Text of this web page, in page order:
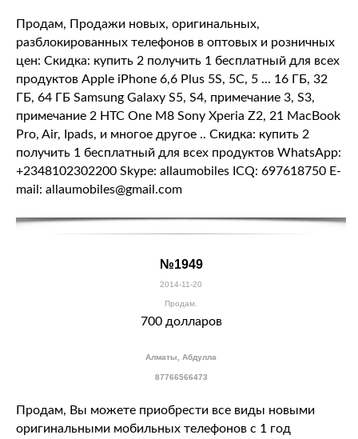
Продам, Продажи новых, оригинальных,
разблокированных телефонов в оптовых и розничных
цен: Скидка: купить 2 получить 1 бесплатный для всех
продуктов Apple iPhone 6,6 Plus 5S, 5C, 5 ... 16 ГБ, 32
ГБ, 64 ГБ Samsung Galaxy S5, S4, примечание 3, S3,
примечание 2 HTC One M8 Sony Xperia Z2, 21 MacBook
Pro, Air, Ipads, и многое другое .. Скидка: купить 2
получить 1 бесплатный для всех продуктов WhatsApp:
+2348102302200 Skype: allaumobiles ICQ: 697618750 E-
mail: allaumobiles@gmail.com
№1949
2014-11-20
Продам.
700 долларов
Алматы, Абдулла
87766566473
Продам, Вы можете приобрести все виды новыми
оригинальными мобильных телефонов с 1 год